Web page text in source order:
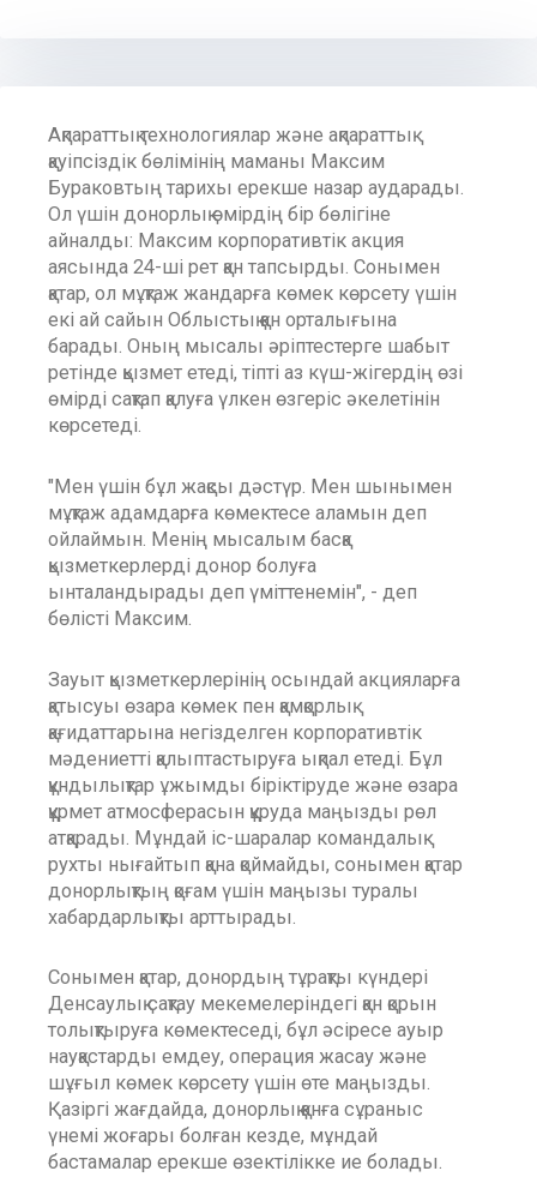
Ақпараттық технологиялар және ақпараттық
қауіпсіздік бөлімінің маманы Максим
Бураковтың тарихы ерекше назар аударады.
Ол үшін донорлық өмірдің бір бөлігіне
айналды: Максим корпоративтік акция
аясында 24-ші рет қан тапсырды. Сонымен
қатар, ол мұқтаж жандарға көмек көрсету үшін
екі ай сайын Облыстық қан орталығына
барады. Оның мысалы әріптестерге шабыт
ретінде қызмет етеді, тіпті аз күш-жігердің өзі
өмірді сақтап қалуға үлкен өзгеріс әкелетінін
көрсетеді.
"Мен үшін бұл жақсы дәстүр. Мен шынымен
мұқтаж адамдарға көмектесе аламын деп
ойлаймын. Менің мысалым басқа
қызметкерлерді донор болуға
ынталандырады деп үміттенемін", - деп
бөлісті Максим.
Зауыт қызметкерлерінің осындай акцияларға
қатысуы өзара көмек пен қамқорлық
қағидаттарына негізделген корпоративтік
мәдениетті қалыптастыруға ықпал етеді. Бұл
құндылықтар ұжымды біріктіруде және өзара
құрмет атмосферасын құруда маңызды рөл
атқарады. Мұндай іс-шаралар командалық
рухты нығайтып қана қоймайды, сонымен қатар
донорлықтың қоғам үшін маңызы туралы
хабардарлықты арттырады.
Сонымен қатар, донордың тұрақты күндері
Денсаулық сақтау мекемелеріндегі қан қорын
толықтыруға көмектеседі, бұл әсіресе ауыр
науқастарды емдеу, операция жасау және
шұғыл көмек көрсету үшін өте маңызды.
Қазіргі жағдайда, донорлық қанға сұраныс
үнемі жоғары болған кезде, мұндай
бастамалар ерекше өзектілікке ие болады.